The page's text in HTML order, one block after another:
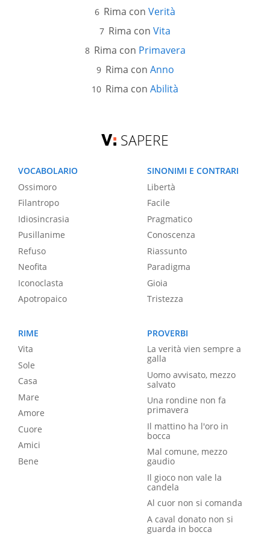
Rima con Verità
Rima con Vita
Rima con Primavera
Rima con Anno
Rima con Abilità
SAPERE
VOCABOLARIO
Ossimoro
Filantropo
Idiosincrasia
Pusillanime
Refuso
Neofita
Iconoclasta
Apotropaico
SINONIMI E CONTRARI
Libertà
Facile
Pragmatico
Conoscenza
Riassunto
Paradigma
Gioia
Tristezza
RIME
Vita
Sole
Casa
Mare
Amore
Cuore
Amici
Bene
PROVERBI
La verità vien sempre a
galla
Uomo avvisato, mezzo
salvato
Una rondine non fa
primavera
Il mattino ha l'oro in
bocca
Mal comune, mezzo
gaudio
Il gioco non vale la
candela
Al cuor non si comanda
A caval donato non si
guarda in bocca